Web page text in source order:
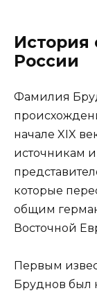
История
России
Фамилия
начале XIX
источникам
которые
общим
Восточной
Первым
Бруднов был